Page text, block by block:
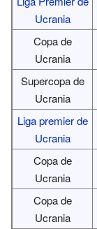
Ucrania
Copa de
Ucrania
Supercopa de
Ucrania
Liga premier de
Ucrania
Copa de
Ucrania
Copa de
Ucrania